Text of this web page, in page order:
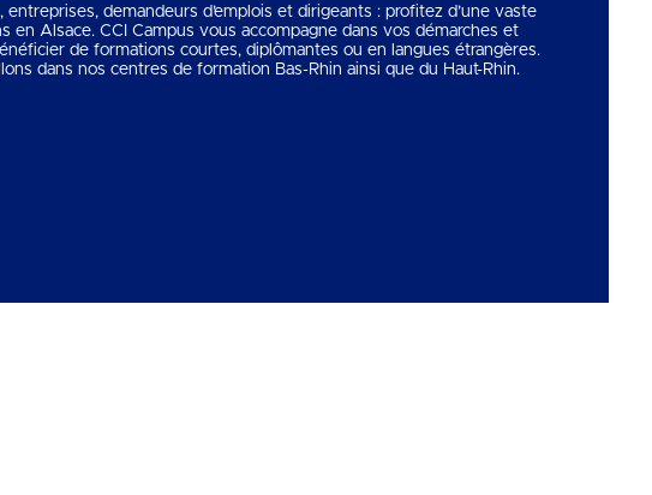
entreprises, demandeurs d’emplois et dirigeants : profitez d’une vaste
en Alsace. CCI Campus vous accompagne dans vos démarches et
de formations courtes, diplômantes ou en langues étrangères.
dans nos centres de formation Bas-Rhin ainsi que du Haut-Rhin.